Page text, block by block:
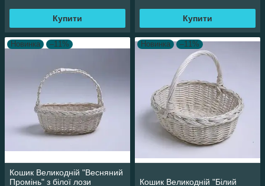
Купити Купити
Новинка –11%
Кошик Великодній "Весняний
Промінь" з білої лози
Новинка –11%
Кошик Великодній "Білий